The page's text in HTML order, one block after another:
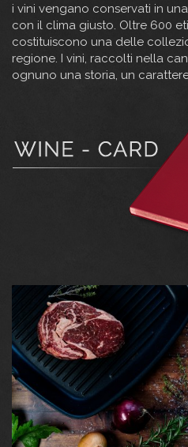
i vini vengano conservati in
con il clima giusto. Oltre 600
costituiscono una delle
regione. I vini, raccolti nella
ognuno una storia, un